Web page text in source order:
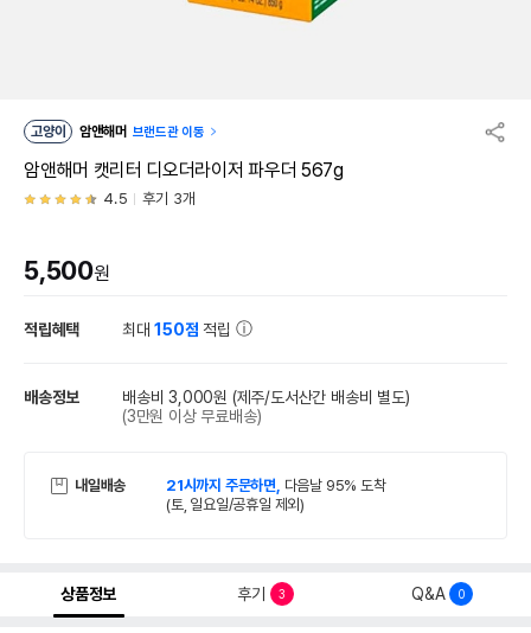
고양이 암앤해머 브랜드관 이동
암앤해머 캣리터 디오더라이저 파우더 567g
4.5 후기 3개
5,500원
적립혜택 최대150점 적립
배송정보 배송비 3,000원 (제주/도서산간 배송비 별도)
(3만원 이상 무료배송)
내일배송 21시까지 주문하면, 다음날 95% 도착
(토, 일요일/공휴일 제외)
상품정보 후기 3 Q&A 0